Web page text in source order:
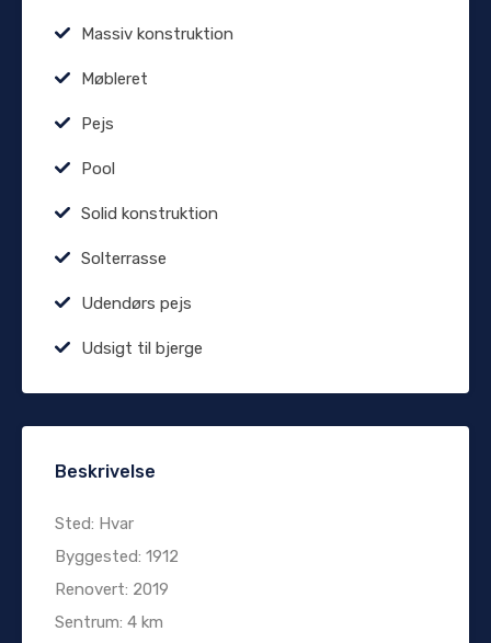
Massiv konstruktion
Møbleret
Pejs
Pool
Solid konstruktion
Solterrasse
Udendørs pejs
Udsigt til bjerge
Beskrivelse
Sted: Hvar
Byggested: 1912
Renovert: 2019
Sentrum: 4 km